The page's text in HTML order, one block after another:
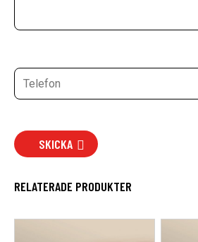
SKICKA
RELATERADE PRODUKTER